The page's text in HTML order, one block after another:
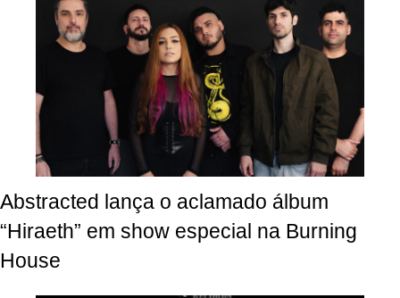
Abstracted lança o aclamado álbum
“Hiraeth” em show especial na Burning
House